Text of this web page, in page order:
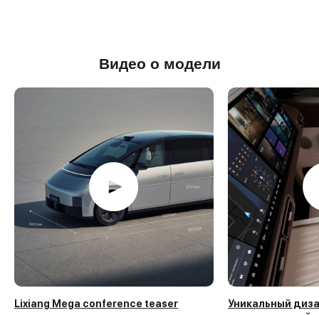
Видео о модели
Уникальный
Lixiang Mega conference teaser